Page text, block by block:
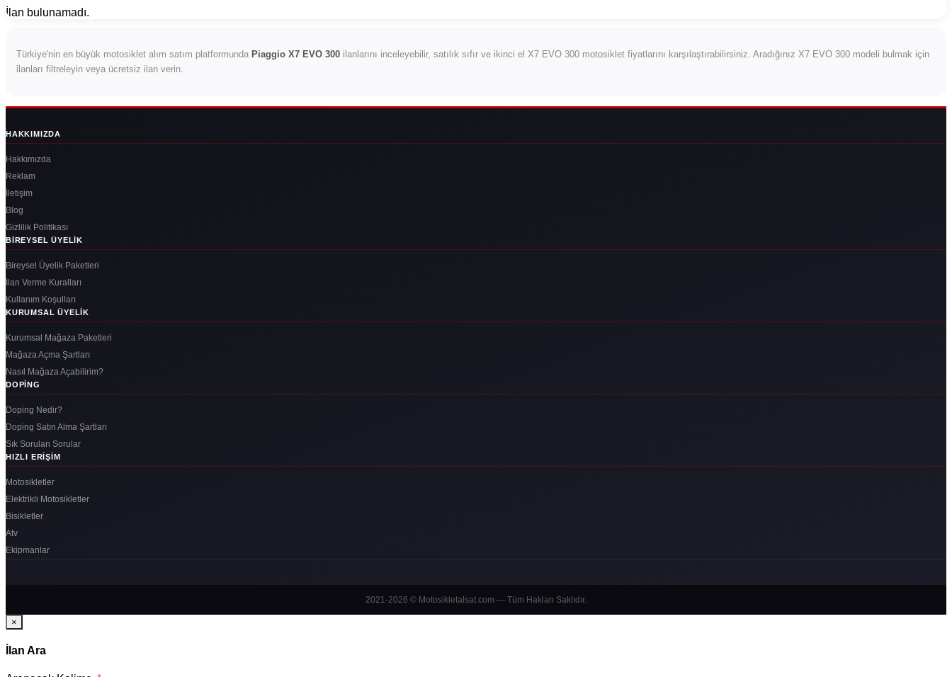
İlan bulunamadı.
Türkiye'nin en büyük motosiklet alım satım platformunda Piaggio X7 EVO 300 ilanlarını inceleyebilir, satılık sıfır ve ikinci el X7 EVO 300 motosiklet fiyatlarını karşılaştırabilirsiniz. Aradığınız X7 EVO 300 modeli bulmak için
ilanları filtreleyin veya ücretsiz ilan verin.
HAKKIMIZDA
Hakkımızda
Reklam
İletişim
Blog
Gizlilik Politikası
BIREYSEL ÜYELIK
Bireysel Üyelik Paketleri
İlan Verme Kuralları
Kullanım Koşulları
KURUMSAL ÜYELIK
Kurumsal Mağaza Paketleri
Mağaza Açma Şartları
Nasıl Mağaza Açabilirim?
DOPING
Doping Nedir?
Doping Satın Alma Şartları
Sık Sorulan Sorular
HIZLI ERIŞIM
Motosikletler
Elektrikli Motosikletler
Bisikletler
Atv
Ekipmanlar
2021-2026 © Motosikletalsat.com — Tüm Hakları Saklıdır.
×
İlan Ara